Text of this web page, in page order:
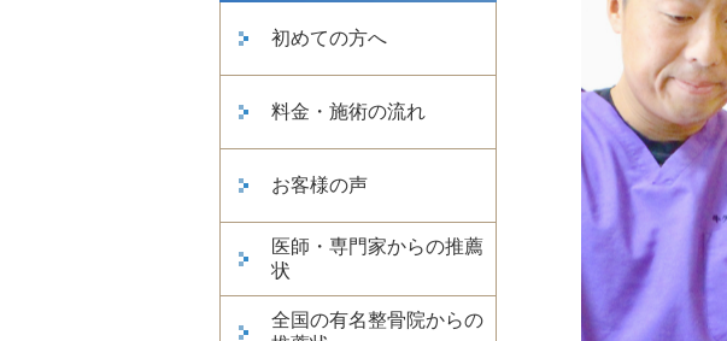
初めての方へ
料金・施術の流れ
お客様の声
医師・専門家からの推薦
状
全国の有名整骨院からの